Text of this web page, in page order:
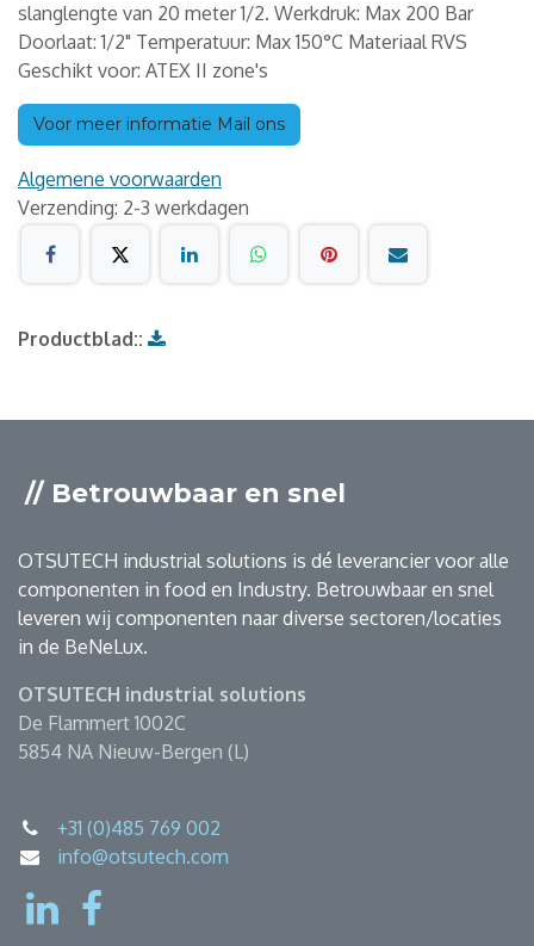
slanglengte van 20 meter 1/2. Werkdruk: Max 200 Bar
Doorlaat: 1/2" Temperatuur: Max 150°C Materiaal RVS
Geschikt voor: ATEX II zone's
Voor meer informatie Mail ons
Algemene voorwaarden
Verzending: 2-3 werkdagen
Productblad::
// Betrouwbaar en snel
OTSUTECH industrial solutions is dé leverancier voor alle
componenten in food en Industry. Betrouwbaar en snel
leveren wij componenten naar diverse sectoren/locaties
in de BeNeLux.
OTSUTECH industrial solutions
De Flammert 1002C
5854 NA Nieuw-Bergen (L)
+31 (0)485 769 002
info@otsutech.com